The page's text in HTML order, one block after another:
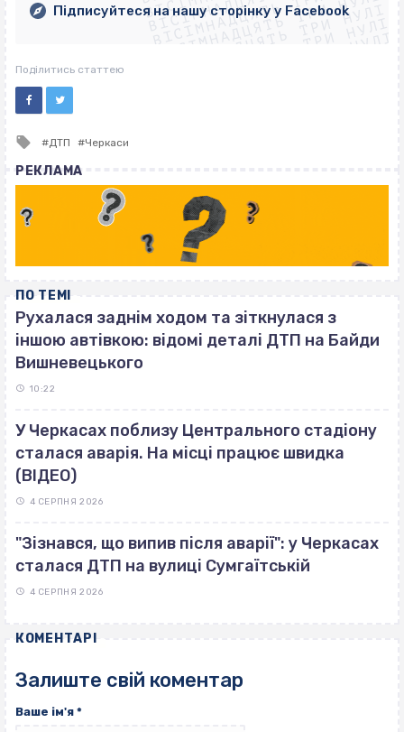
ВІСІМНАДЦЯТЬ ТРИ НУЛІ
ВІСІМНАДЦЯТЬ ТРИ НУЛІ
ВІСІМНАДЦЯТЬ ТРИ НУЛІ
ВІСІМНАДЦЯТЬ ТРИ НУЛІ
Підписуйтеся на нашу сторінку у Facebook
Поділитись статтею
Tagged
ДТП Черкаси
РЕКЛАМА
ПО ТЕМІ
Рухалася заднім ходом та зіткнулася з
іншою автівкою: відомі деталі ДТП на Байди
Вишневецького
10:22
У Черкасах поблизу Центрального стадіону
сталася аварія. На місці працює швидка
(ВІДЕО)
4 СЕРПНЯ 2026
"Зізнався, що випив після аварії": у Черкасах
сталася ДТП на вулиці Сумгаїтській
4 СЕРПНЯ 2026
КОМЕНТАРІ
Залиште свій коментар
Ваше ім'я *